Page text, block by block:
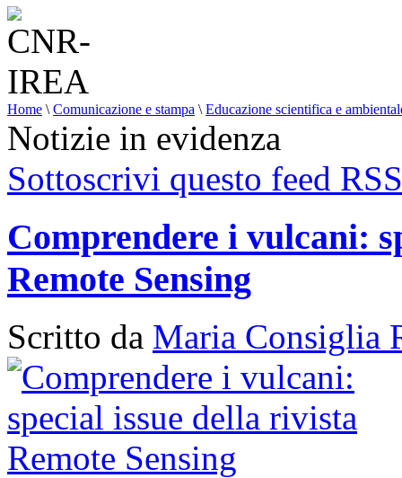
Home \ Comunicazione e stampa \ Educazione scientifica e
Notizie in evidenza
Sottoscrivi questo feed RSS
Comprendere i vulcani:
Remote Sensing
Scritto da Maria Consiglia